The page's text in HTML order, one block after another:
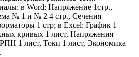
в Word: Напряжение 1стр.,
№ 1 и № 2 4 стр., Сечения
1 стр; в Excel: График 1
кривых 1 лист, Напряжения
1 лист, Токи 1 лист, Экономика